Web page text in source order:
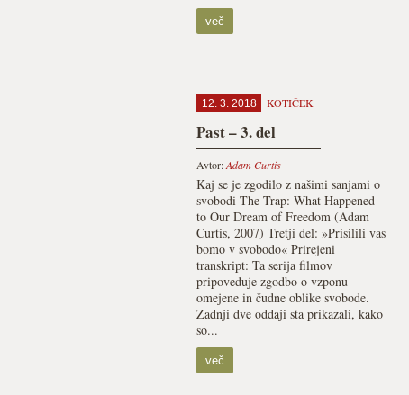
več
12. 3. 2018 KOTIČEK
Past – 3. del
Avtor:Adam Curtis
Kaj se je zgodilo z našimi sanjami o
svobodi The Trap: What Happened
to Our Dream of Freedom (Adam
Curtis, 2007) Tretji del: »Prisilili vas
bomo v svobodo« Prirejeni
transkript: Ta serija filmov
pripoveduje zgodbo o vzponu
omejene in čudne oblike svobode.
Zadnji dve oddaji sta prikazali, kako
so...
več